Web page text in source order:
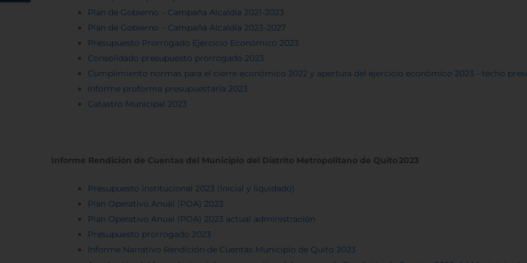
Plan de Gobierno – Campaña Alcaldía 2021-2023
Plan de Gobierno – Campaña Alcaldía 2023-2027
Presupuesto Prorrogado Ejercicio Económico 2023
Consolidado presupuesto prorrogado 2023
Cumplimiento normas para el cierre económico 2022 y apertura del ejercicio económico 2023 –techo
Informe proforma presupuestaria 2023
Catastro Municipal 2023
Informe Rendición de Cuentas del Municipio del Distrito Metropolitano de Quito 2023
Presupuesto institucional 2023 (Inicial y liquidado)
Plan Operativo Anual (POA) 2023
Plan Operativo Anual (POA) 2023 actual administración
Presupuesto prorrogado 2023
Informe Narrativo Rendición de Cuentas Municipio de Quito 2023